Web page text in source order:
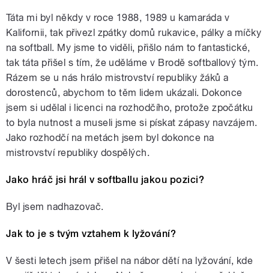
Táta mi byl někdy v roce 1988, 1989 u kamaráda v
Kalifornii, tak přivezl zpátky domů rukavice, pálky a míčky
na softball. My jsme to viděli, přišlo nám to fantastické,
tak táta přišel s tím, že uděláme v Brodě softballový tým.
Rázem se u nás hrálo mistrovství republiky žáků a
dorostenců, abychom to těm lidem ukázali. Dokonce
jsem si udělal i licenci na rozhodčího, protože zpočátku
to byla nutnost a museli jsme si pískat zápasy navzájem.
Jako rozhodčí na metách jsem byl dokonce na
mistrovství republiky dospělých.
Jako hráč jsi hrál v softballu jakou pozici?
Byl jsem nadhazovač.
Jak to je s tvým vztahem k lyžování?
V šesti letech jsem přišel na nábor dětí na lyžování, kde